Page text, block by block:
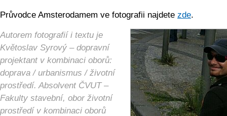
Průvodce Amsterodamem ve fotografii najdete zde.
Autorem fotografií i textu je
Květoslav Syrový – dopravní
projektant v kombinaci oborů:
doprava / urbanismus / životní
prostředí. Absolvent ČVUT –
Fakulty stavební, obor životní
prostředí v kombinaci oborů